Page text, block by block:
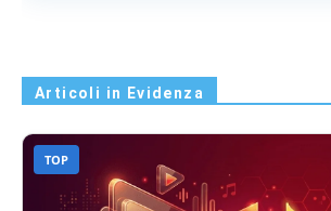
Articoli in Evidenza
TOP